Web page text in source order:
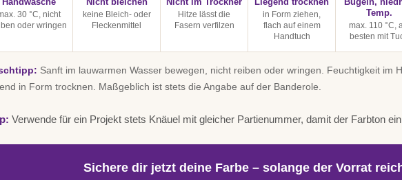
30 °C, nicht
oder wringen
keine Bleich- oder
Fleckenmittel
Hitze lässt die
Fasern verfilzen
in Form ziehen,
flach auf einem
Handtuch
Temp.
max. 110 °C,
besten mit
Sanft im lauwarmen Wasser bewegen, nicht reiben oder wringen. Feuchtigkeit im
in Form trocknen. Maßgeblich ist stets die Angabe auf der Banderole.
Verwende für ein Projekt stets Knäuel mit gleicher Partienummer, damit der Farbton
Sichere dir jetzt deine Farbe – solange der Vorrat